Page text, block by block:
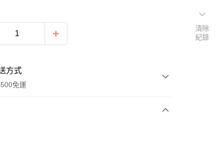
方式
免運
款
清除
紀錄